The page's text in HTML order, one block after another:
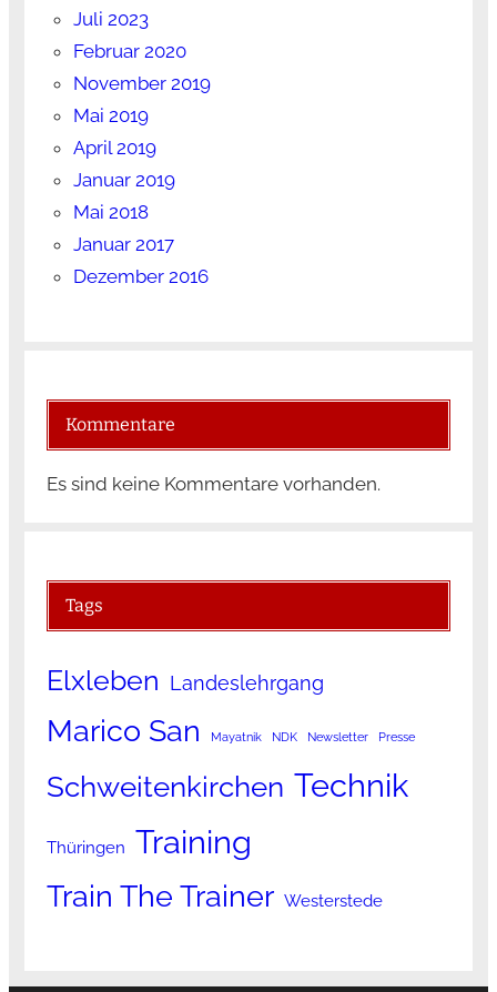
Juli 2023
Februar 2020
November 2019
Mai 2019
April 2019
Januar 2019
Mai 2018
Januar 2017
Dezember 2016
Kommentare
Es sind keine Kommentare vorhanden.
Tags
Elxleben Landeslehrgang
Marico San Mayatnik NDK Newsletter Presse
Schweitenkirchen Technik
Thüringen Training
Train The Trainer Westerstede